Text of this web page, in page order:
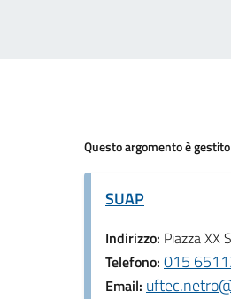
Questo argomento è
SUAP
Indirizzo: Piazza XX
Telefono: 015
Email: